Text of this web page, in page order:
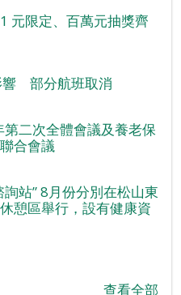
元限定、百萬元抽獎齊
響 部分航班取消
二次全體會議及養老保
合會議
站” 8月份分別在松山東
憩區舉行，設有健康資
查看全部